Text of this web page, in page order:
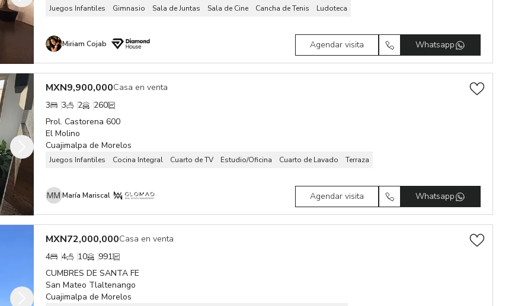
Juegos Infantiles Gimnasio Sala de Juntas Sala de Cine Cancha de Tenis Ludoteca
Miriam Cojab Agendar visita Whatsapp
MXN9,900,000Casa en venta
3
3 2
260
Prol. Castorena 600
El Molino
Cuajimalpa de Morelos
Juegos Infantiles Cocina Integral Cuarto de TV Estudio/Oficina Cuarto de Lavado Terraza
María Mariscal Agendar visita Whatsapp
MXN72,000,000Casa en venta
4
4 10
991
CUMBRES DE SANTA FE
San Mateo Tlaltenango
Cuajimalpa de Morelos